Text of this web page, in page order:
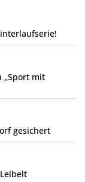
„Sport mit
gesichert